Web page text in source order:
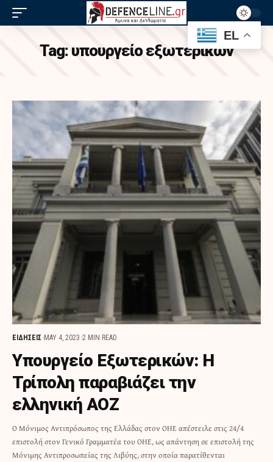
Tag: υπουργείο εξωτερικών
ΕΙΔΗΣΕΙΣ MAY 4, 2023 2 MIN READ
Υπουργείο Εξωτερικών: H
Τρίπολη παραβιάζει την
ελληνική ΑΟΖ
Ο Μόνιμος Αντιπρόσωπος της Ελλάδας στον ΟΗΕ απέστειλε στις 24/4
επιστολή στον Γενικό Γραμματέα του ΟΗΕ, ως απάντηση σε επιστολή της
Μόνιμης Αντιπροσωπείας της Λιβύης, στην οποία παρατίθενται
EL